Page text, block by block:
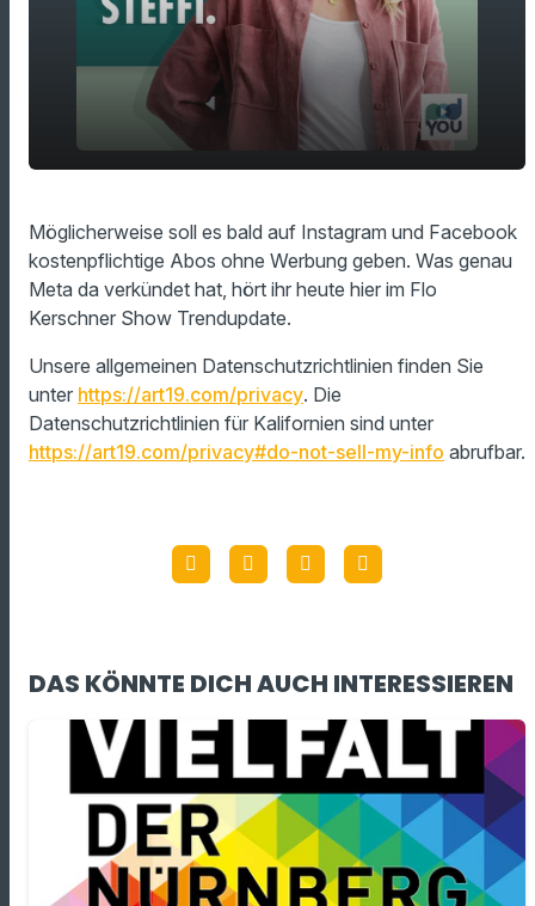
play_arrow für je 10 Euro!
00:00 01:24
Möglicherweise soll es bald auf Instagram und Facebook
kostenpflichtige Abos ohne Werbung geben. Was genau
Meta da verkündet hat, hört ihr heute hier im Flo
Kerschner Show Trendupdate.
Unsere allgemeinen Datenschutzrichtlinien finden Sie
unter https://art19.com/privacy. Die
Datenschutzrichtlinien für Kalifornien sind unter
https://art19.com/privacy#do-not-sell-my-info abrufbar.
DAS KÖNNTE DICH AUCH INTERESSIEREN